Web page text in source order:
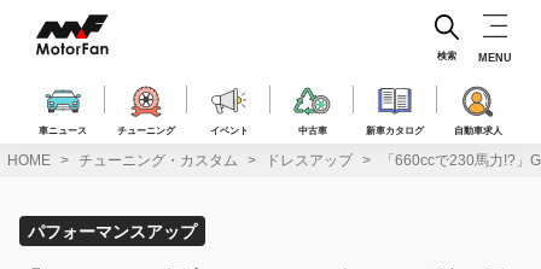
ス
車ニュース チューニング イベント 中古車 新車カタログ 自動車求人
検索 MENU
HOME チューニング・カスタム ドレスアップ 「660ccで230馬力!?」
パフォーマンスアップ